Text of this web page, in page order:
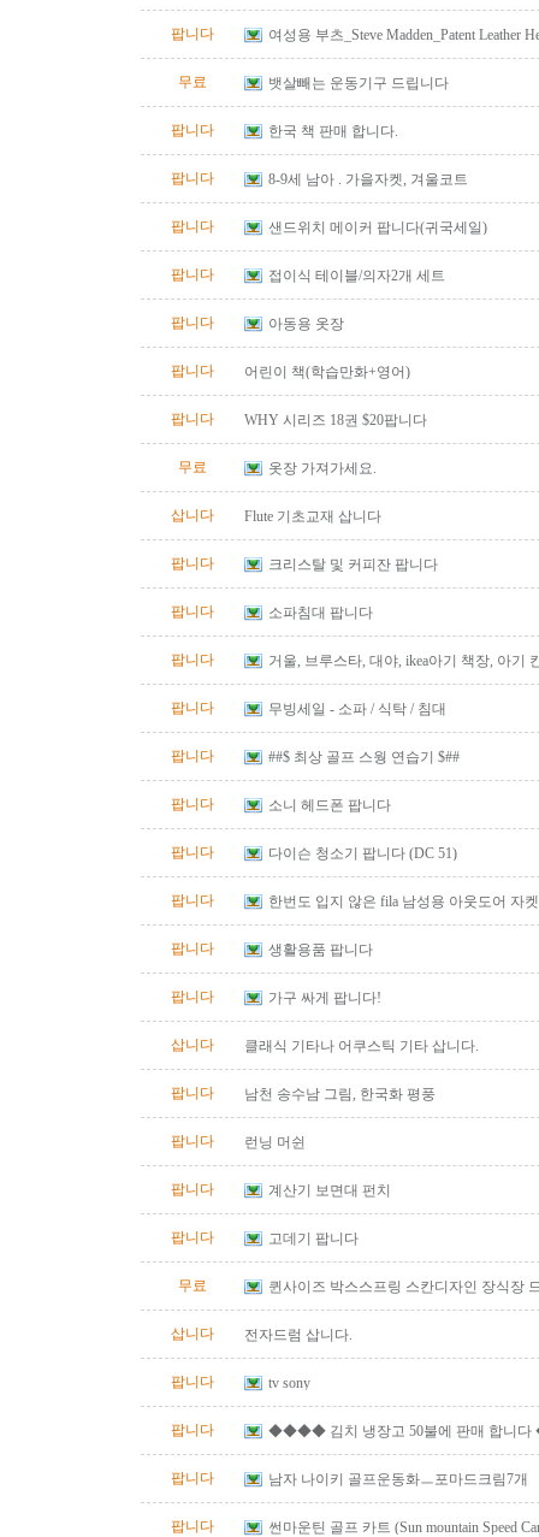
팝니다
여성용 부츠_Steve Madden_Patent Leather
무료
뱃살빼는 운동기구 드립니다
팝니다 한국 책 판매 합니다.
팝니다 8-9세 남아 . 가을자켓, 겨울코트
팝니다 샌드위치 메이커 팝니다(귀국세일)
팝니다 접이식 테이블/의자2개 세트
팝니다 아동용 옷장
팝니다 어린이 책(학습만화+영어)
팝니다 WHY 시리즈 18권 $20팝니다
무료 옷장 가져가세요.
삽니다 Flute 기초교재 삽니다
팝니다 크리스탈 및 커피잔 팝니다
팝니다 소파침대 팝니다
팝니다 거울, 브루스타, 대야, ikea아기 책장, 아기
팝니다 무빙세일 - 소파 / 식탁 / 침대
팝니다 ##$ 최상 골프 스웡 연습기 $##
팝니다 소니 헤드폰 팝니다
팝니다 다이슨 청소기 팝니다 (DC 51)
팝니다
한번도 입지 않은 fila 남성용 아웃도어 자
팝니다
생활용품 팝니다
팝니다 가구 싸게 팝니다!
삽니다 클래식 기타나 어쿠스틱 기타 삽니다.
팝니다 남천 송수남 그림, 한국화 평풍
팝니다 런닝 머쉰
팝니다 계산기 보면대 펀치
팝니다 고데기 팝니다
무료 퀸사이즈 박스스프링 스칸디자인 장식장
삽니다 전자드럼 삽니다.
팝니다 tv sony
팝니다 ◆◆◆◆ 김치 냉장고 50불에 판매 합니
팝니다 남자 나이키 골프운동화ㅡ포마드크림7개
팝니다 썬마운틴 골프 카트 (Sun mountain Speed